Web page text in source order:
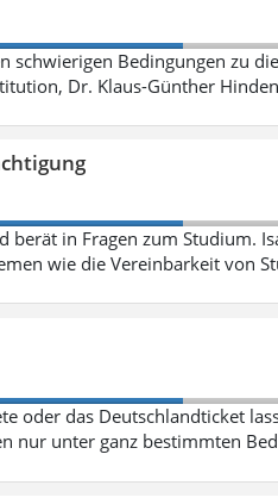
schwierigen Bedingungen zu
Dr. Klaus-Günther
berät in Fragen zum Studium.
wie die Vereinbarkeit von
oder das Deutschlandticket
nur unter ganz bestimmten